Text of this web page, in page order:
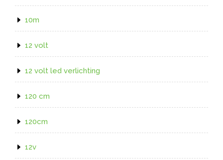
10m
12 volt
12 volt led verlichting
120 cm
120cm
12v